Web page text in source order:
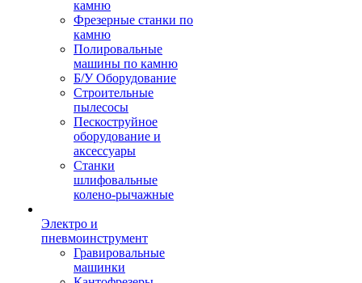
камню
Фрезерные станки по
камню
Полировальные
машины по камню
Б/У Оборудование
Строительные
пылесосы
Пескоструйное
оборудование и
аксессуары
Станки
шлифовальные
колено-рычажные
Электро и
пневмоинструмент
Гравировальные
машинки